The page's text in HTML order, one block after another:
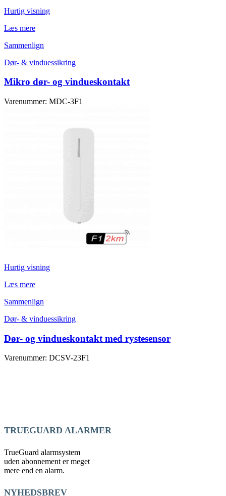
Hurtig visning
Læs mere
Sammenlign
Dør- & vinduessikring
Mikro dør- og vindueskontakt
Varenummer: MDC-3F1
Hurtig visning
Læs mere
Sammenlign
Dør- & vinduessikring
Dør- og vindueskontakt med rystesensor
Varenummer: DCSV-23F1
TRUEGUARD ALARMER
TrueGuard alarmsystem
uden abonnement er meget
mere end en alarm.
NYHEDSBREV